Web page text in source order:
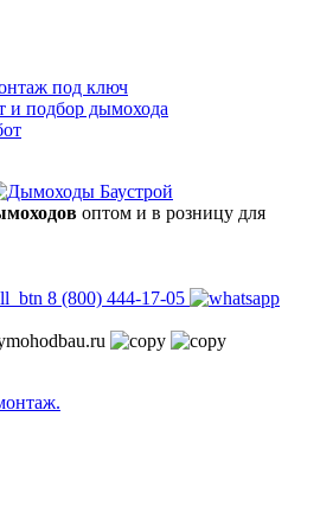
под ключ
и подбор дымохода
оптом и в розницу для
8 (800) 444-17-05